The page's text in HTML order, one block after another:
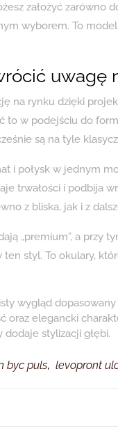
założyć zarówno
wyborem. To
uwagę
na rynku dzięki
to w podejściu do
są na tyle
i połysk w jednym
trwałości i podbija
z bliska, jak i z
„premium”, a przy
ten styl. To okulary,
wygląd
oraz elegancki
stylizacji głębi.
byc puls, levopront